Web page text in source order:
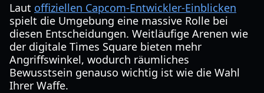
Laut offiziellen Capcom-Entwickler-Einblicken
spielt die Umgebung eine massive Rolle bei
diesen Entscheidungen. Weitläufige Arenen wie
der digitale Times Square bieten mehr
Angriffswinkel, wodurch räumliches
Bewusstsein genauso wichtig ist wie die Wahl
Ihrer Waffe.